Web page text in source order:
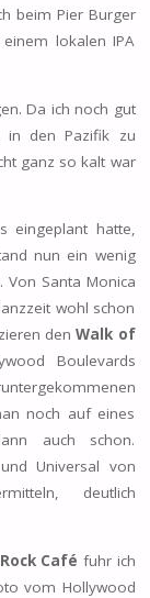
beim Pier Burger
lokalen IPA
Da ich noch gut
in den Pazifik zu
ganz so kalt war
eingeplant hatte,
nun ein wenig
Santa Monica
wohl schon
denWalk of
Boulevards
noch auf eines
auch schon.
Universal von
deutlich
Café fuhr ich
vom Hollywood